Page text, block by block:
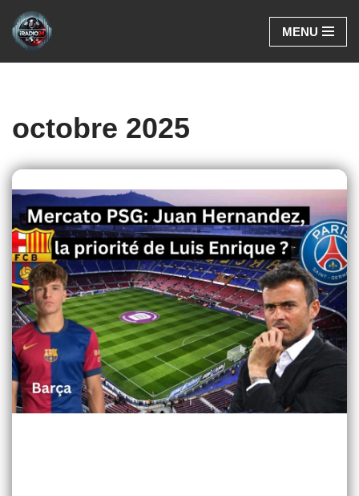
Aller
au
MENU
octobre 2025